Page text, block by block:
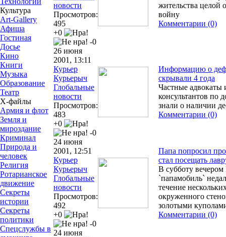
Культура
Art-Gallery
Афиша
Гостиная
Досье
Кино
Книги
Музыка
Образование
Театр
Х-файлы
Армия и флот
Земля и
мироздание
Криминал
Природа и
человек
Религия
Ротарианское
движение
Секреты
истории
Секреты
политики
Спецслужбы в
новости
Просмотров:
495
+0
-0
жительства
войну
Комментарии (0)
26 июня
2001, 13:11
Курьер
Курьерыч
Глобальные
новости
Просмотров:
483
+0
-0
Информацию о
скрывали 4 года
Частные адвокаты
консультантов по
знали о наличии
Комментарии (0)
24 июня
2001, 12:51
Курьер
Курьерыч
Глобальные
новости
Просмотров:
492
+0
-0
Папа попросил
стал посещать
В субботу
`папамобиль`
течение
окруженного
золотыми
Комментарии (0)
24 июня